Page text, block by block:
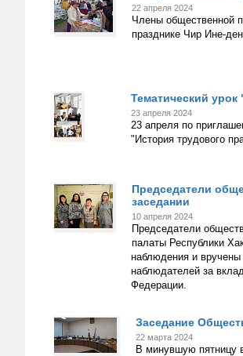
22 апреля 2024
Члены общественной
празднике Чир Ине-
Тематический
23 апреля 2024
23 апреля по
"История трудового
Председатели
заседании
10 апреля 2024
Председатели
палаты Республики
наблюдения и
наблюдателей за
Федерации.
Заседание
22 марта 2024
В минувшую пятницу